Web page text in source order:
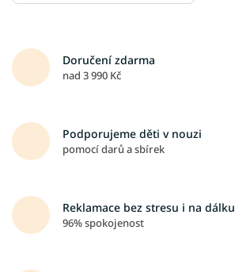
Doručení zdarma
nad 3 990 Kč
Podporujeme děti v nouzi
pomocí darů a sbírek
Reklamace bez stresu i na dálku
96% spokojenost